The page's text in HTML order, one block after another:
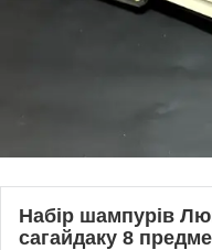
Набір шампурів
сагайдаку 8